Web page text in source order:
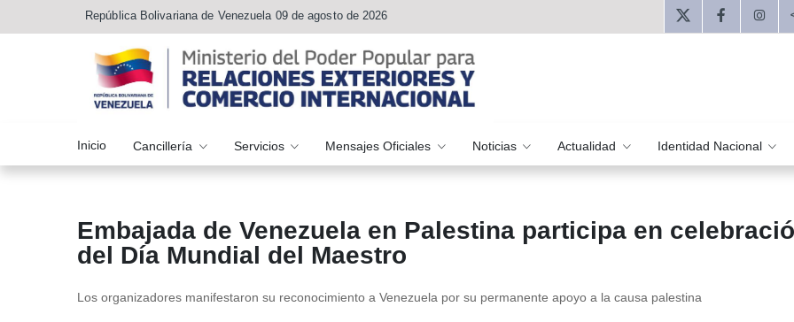
República Bolivariana de Venezuela 09 de agosto de 2026
Inicio Cancillería Servicios Mensajes Oficiales Noticias Actualidad Identidad Nacional
Embajada de Venezuela en Palestina participa en
del Día Mundial del Maestro
Los organizadores manifestaron su reconocimiento a Venezuela por su permanente apoyo a la causa palestina